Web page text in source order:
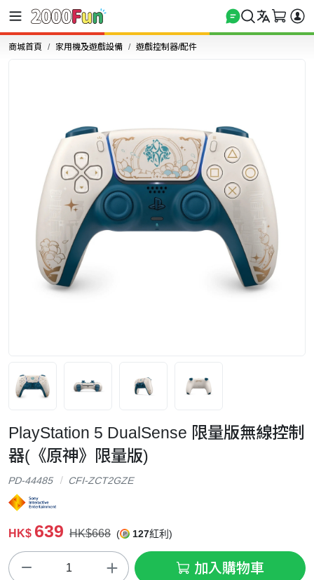
商城首頁 家用機及遊戲設備 遊戲控制器/配件
PlayStation 5 DualSense 限量版無線控制
器(《原神》限量版)
PD-44485 CFI-ZCT2GZE
HK$ 639 HK$668 ( 127紅利)
加入購物車